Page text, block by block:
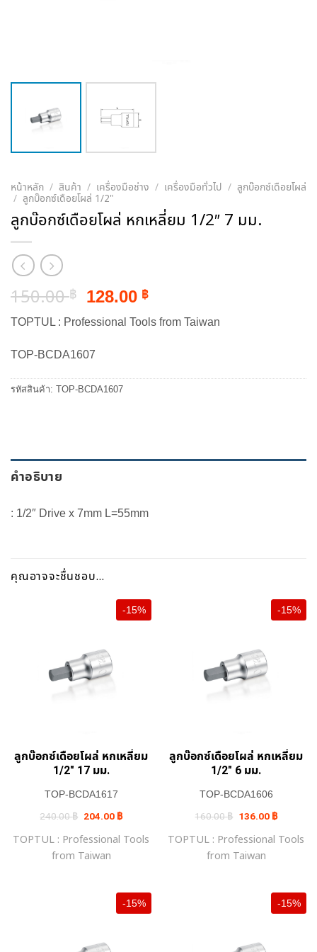
หน้าหลัก / สินค้า / เครื่องมือช่าง / เครื่องมือทั่วไป / ลูกบ๊อกซ์เดือยโผล่
/ ลูกบ๊อกซ์เดือยโผล่ 1/2"
ลูกบ๊อกซ์เดือยโผล่ หกเหลี่ยม 1/2″ 7 มม.
150.00฿ Original
price
was:
150.00 ฿.
128.00 ฿Current
price
is:
TOPTUL : Professional Tools from Taiwan
TOP-BCDA1607
รหัสสินค้า: TOP-BCDA1607
คำอธิบาย
: 1/2″ Drive x 7mm L=55mm
คุณอาจจะชื่นชอบ…
-15%
ลูกบ๊อกซ์เดือยโผล่ หกเหลี่ยม
1/2″ 17 มม.
TOP-BCDA1617
240.00฿ Original
price
240.00 ฿.
204.00 ฿Current
price
204.00 ฿.
TOPTUL : Professional Tools
from Taiwan
-15%
ลูกบ๊อกซ์เดือยโผล่ หกเหลี่ยม
1/2″ 6 มม.
TOP-BCDA1606
160.00฿ Original
price
160.00 ฿.
136.00 ฿Current
price
136.00 ฿.
TOPTUL : Professional Tools
from Taiwan
-15% -15%